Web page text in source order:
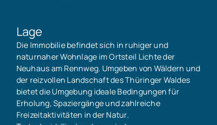
Lage
Die Immobilie befindet sich in ruhiger und
naturnaher Wohnlage im Ortsteil Lichte der
Neuhaus am Rennweg. Umgeben von Wäldern und
der reizvollen Landschaft des Thüringer Waldes
bietet die Umgebung ideale Bedingungen für
Erholung, Spaziergänge und zahlreiche
Freizeitaktivitäten in der Natur.